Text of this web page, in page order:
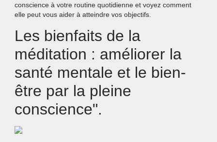
conscience à votre routine quotidienne et voyez comment
elle peut vous aider à atteindre vos objectifs.
Les bienfaits de la
méditation : améliorer la
santé mentale et le bien-
être par la pleine
conscience".